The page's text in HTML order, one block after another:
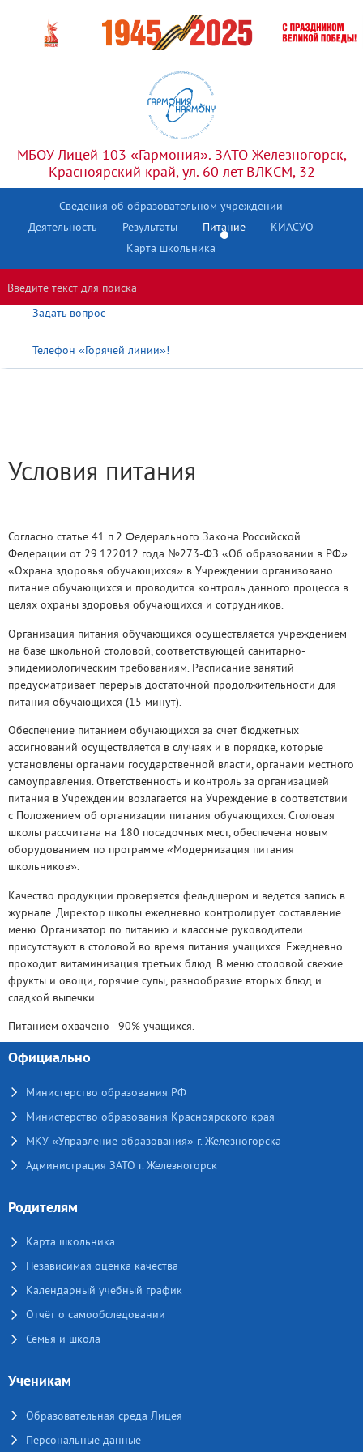
МБОУ Лицей 103 «Гармония». ЗАТО Железногорск,
Красноярский край, ул. 60 лет ВЛКСМ, 32
Сведения об образовательном учреждении
Деятельность
Результаты Питание
КИАСУО
Карта школьника
Условия питания
Задать вопрос
Телефон «Горячей линии»!
Условия питания
Согласно статье 41 п.2 Федерального Закона Российской
Федерации от 29.122012 года №273-ФЗ «Об образовании в РФ»
«Охрана здоровья обучающихся» в Учреждении организовано
питание обучающихся и проводится контроль данного процесса в
целях охраны здоровья обучающихся и сотрудников.
Организация питания обучающихся осуществляется учреждением
на базе школьной столовой, соответствующей санитарно-
эпидемиологическим требованиям. Расписание занятий
предусматривает перерыв достаточной продолжительности для
питания обучающихся (15 минут).
Обеспечение питанием обучающихся за счет бюджетных
ассигнований осуществляется в случаях и в порядке, которые
установлены органами государственной власти, органами местного
самоуправления. Ответственность и контроль за организацией
питания в Учреждении возлагается на Учреждение в соответствии
с Положением об организации питания обучающихся. Столовая
школы рассчитана на 180 посадочных мест, обеспечена новым
оборудованием по программе «Модернизация питания
школьников».
Качество продукции проверяется фельдшером и ведется запись в
журнале. Директор школы ежедневно контролирует составление
меню. Организатор по питанию и классные руководители
присутствуют в столовой во время питания учащихся. Ежедневно
проходит витаминизация третьих блюд. В меню столовой свежие
фрукты и овощи, горячие супы, разнообразие вторых блюд и
сладкой выпечки.
Питанием охвачено - 90% учащихся.
Официально
Министерство образования РФ
Министерство образования Красноярского края
МКУ «Управление образования» г. Железногорска
Администрация ЗАТО г. Железногорск
Родителям
Карта школьника
Независимая оценка качества
Календарный учебный график
Отчёт о самообследовании
Семья и школа
Ученикам
Образовательная среда Лицея
Персональные данные